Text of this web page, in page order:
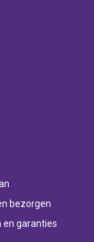
bezorgen
en garanties